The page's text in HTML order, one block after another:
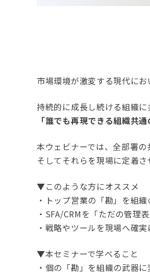
市場環境が激変する現代に
持続的に成長し続ける組織
「誰でも再現できる組織共通
本ウェビナーでは、全部署
そしてそれらを現場に定着
▼このような方にオススメ
・トップ営業の「勘」を組
・SFA/CRMを「ただの管理
・戦略やツールを現場へ確
▼本セミナーで学べること
・個の「勘」を組織の武器